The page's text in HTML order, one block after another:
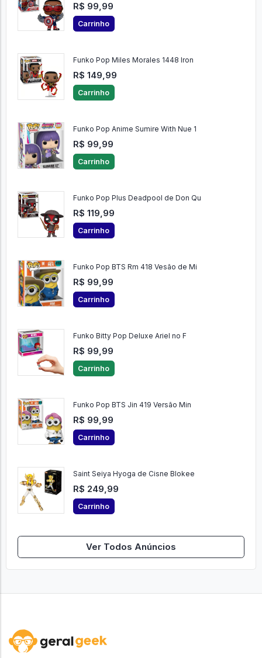
R$ 99,99
Carrinho
Funko Pop Miles Morales 1448 Iron
R$ 149,99
Carrinho
Funko Pop Anime Sumire With Nue 1
R$ 99,99
Carrinho
Funko Pop Plus Deadpool de Don Qu
R$ 119,99
Carrinho
Funko Pop BTS Rm 418 Vesão de Mi
R$ 99,99
Carrinho
Funko Bitty Pop Deluxe Ariel no F
R$ 99,99
Carrinho
Funko Pop BTS Jin 419 Versão Min
R$ 99,99
Carrinho
Saint Seiya Hyoga de Cisne Blokee
R$ 249,99
Carrinho
Ver Todos Anúncios